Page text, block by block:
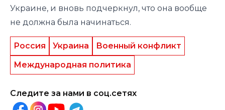
Украине, и вновь подчеркнул, что она вообще
не должна была начинаться.
Россия Украина
Военный конфликт
Международная политика
Следите за нами в соц.сетях